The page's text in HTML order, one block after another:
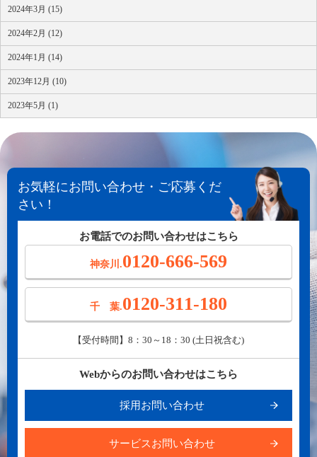
2024年3月 (15)
2024年2月 (12)
2024年1月 (14)
2023年12月 (10)
2023年5月 (1)
お気軽にお問い合わせ・ご応募くだ
さい！
お電話でのお問い合わせはこちら
神奈川.0120-666-569
千 葉.0120-311-180
【受付時間】8：30～18：30 (土日祝含む)
Webからのお問い合わせはこちら
採用お問い合わせ
サービスお問い合わせ